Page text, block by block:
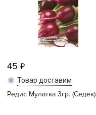
45
Товар доставим
Редис Мулатка 3гр. (Седек)